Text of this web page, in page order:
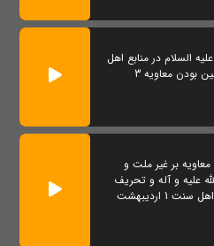
السلام در منابع اهل
سنت و خال المومنین بودن معاویه 3
بر غیر ملت و
علیه و آله و تحریف
این روایت توسط اهل سنت 1 اردیبهشت